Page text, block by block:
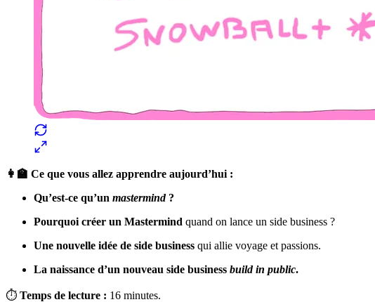
👩‍🏫 Ce que vous allez apprendre aujourd’hui :
Qu’est-ce qu’un mastermind ?
Pourquoi créer un Mastermind quand on lance un side business ?
Une nouvelle idée de side business qui allie voyage et passions.
La naissance d’un nouveau side business build in public.
⏱ Temps de lecture : 16 minutes.